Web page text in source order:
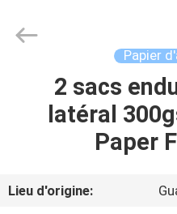
PRODUITS
GUANGZHOU
BMPAPER
Papier
2 sacs
latéral
Paper
Lieu d'origine: